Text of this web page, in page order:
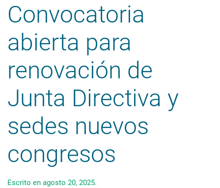
Convocatoria
abierta para
renovación de
Junta Directiva y
sedes nuevos
congresos
Escrito en agosto 20, 2025.